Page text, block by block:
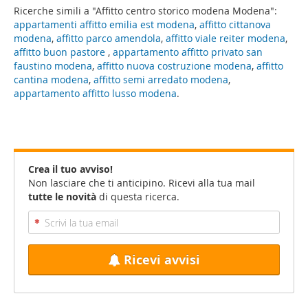
Ricerche simili a "Affitto centro storico modena Modena":
appartamenti affitto emilia est modena, affitto cittanova
modena, affitto parco amendola, affitto viale reiter modena,
affitto buon pastore , appartamento affitto privato san
faustino modena, affitto nuova costruzione modena, affitto
cantina modena, affitto semi arredato modena,
appartamento affitto lusso modena.
Crea il tuo avviso!
Non lasciare che ti anticipino. Ricevi alla tua mail
tutte le novità di questa ricerca.
Ricevi avvisi